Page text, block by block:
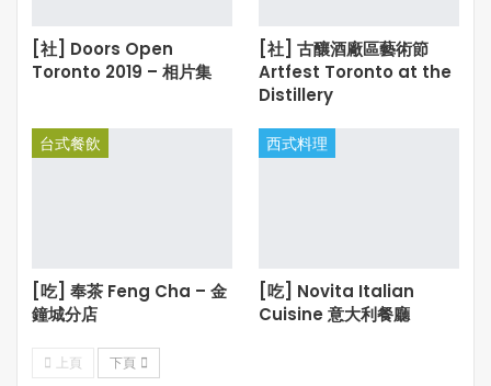
[社] Doors Open
Toronto 2019 – 相片集
[社] 古釀酒廠區藝術節
Artfest Toronto at the
Distillery
台式餐飲
[吃] 奉茶 Feng Cha – 金
鐘城分店
西式料理
[吃] Novita Italian
Cuisine 意大利餐廳
上頁 下頁